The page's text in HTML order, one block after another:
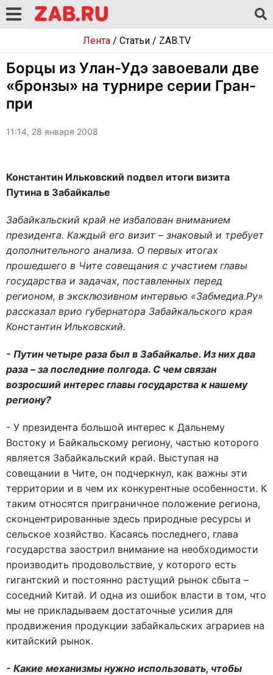
Лента/ Статьи/ ZAB.TV
Борцы из Улан-Удэ завоевали две
«бронзы» на турнире серии Гран-
при
11:14, 28 января 2008
Константин Ильковский подвел итоги визита
Путина в Забайкалье
Забайкальский край не избалован вниманием
президента. Каждый его визит – знаковый и требует
дополнительного анализа. О первых итогах
прошедшего в Чите совещания с участием главы
государства и задачах, поставленных перед
регионом, в эксклюзивном интервью «Забмедиа.Ру»
рассказал врио губернатора Забайкальского края
Константин Ильковский.
- Путин четыре раза был в Забайкалье. Из них два
раза – за последние полгода. С чем связан
возросший интерес главы государства к нашему
региону?
- У президента большой интерес к Дальнему
Востоку и Байкальскому региону, частью которого
является Забайкальский край. Выступая на
совещании в Чите, он подчеркнул, как важны эти
территории и в чем их конкурентные особенности. К
таким относятся приграничное положение региона,
сконцентрированные здесь природные ресурсы и
сельское хозяйство. Касаясь последнего, глава
государства заострил внимание на необходимости
производить продовольствие, у которого есть
гигантский и постоянно растущий рынок сбыта –
соседний Китай. И одна из ошибок власти в том, что
мы не прикладываем достаточные усилия для
продвижения продукции забайкальских аграриев на
китайский рынок.
- Какие механизмы нужно использовать, чтобы